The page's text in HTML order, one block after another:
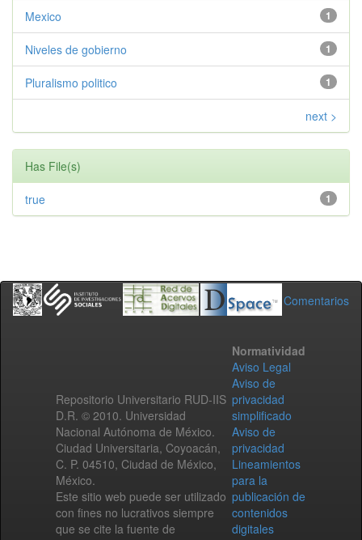
1
Mexico
1
Niveles de gobierno
1
Pluralismo politico
next >
Has File(s)
1
true
Comentarios
Repositorio Universitario RUD-IIS
D.R. © 2010. Universidad
Nacional Autónoma de México.
Ciudad Universitaria, Coyoacán,
C. P. 04510, Ciudad de México,
México.
Este sitio web puede ser utilizado
con fines no lucrativos siempre
que se cite la fuente de
Normatividad
Aviso Legal
Aviso de
privacidad
simplificado
Aviso de
privacidad
Lineamientos
para la
publicación de
contenidos
digitales